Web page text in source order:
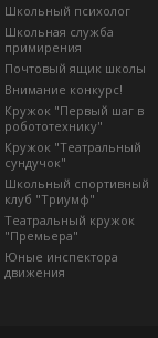
Школьный психолог
Школьная служба
примирения
Почтовый ящик школы
Внимание конкурс!
Кружок "Первый шаг в
робототехнику"
Кружок "Театральный
сундучок"
Школьный спортивный
клуб "Триумф"
Театральный кружок
"Премьера"
Юные инспектора
движения